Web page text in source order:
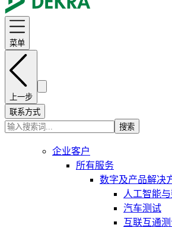
菜单
上一步
联系方式
搜索
企业客户
所有服务
数字及产品解决
人工智能
汽车测试
互联互通